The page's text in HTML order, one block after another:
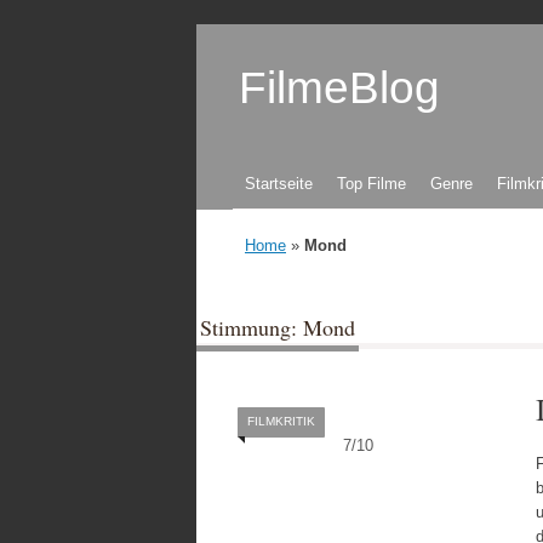
FilmeBlog
Zum Inhalt springen
Startseite Top Filme Genre
Home » Mond
Stimmung: Mond
7/10
FILMKRITIK